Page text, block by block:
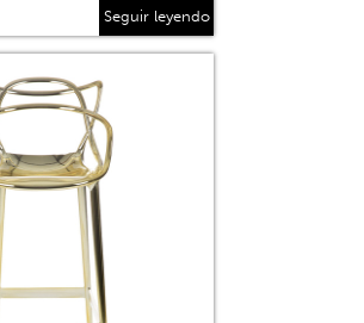
Seguir leyendo